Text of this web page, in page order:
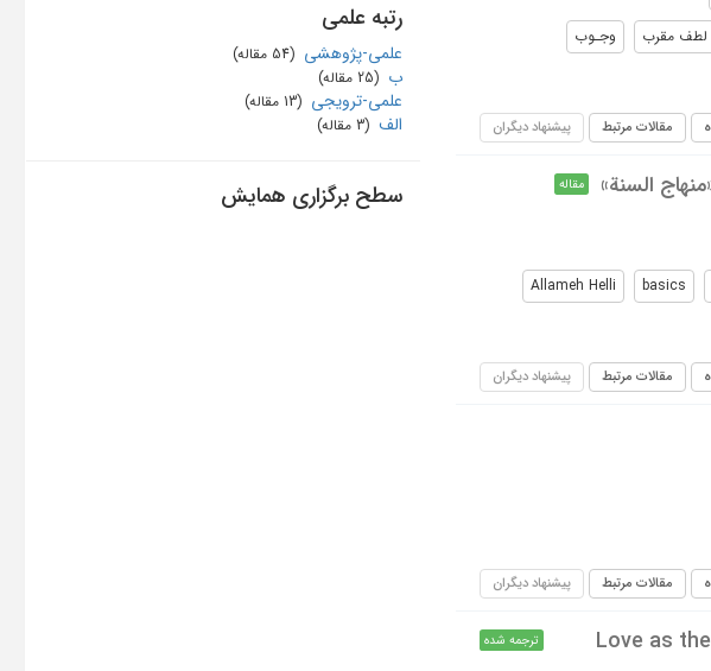
لطف مقرب
وجـوب
مقالات مرتبط پیشنهاد دیگران
السنة» مقاله
basics
Allameh Helli
مقالات مرتبط پیشنهاد دیگران
مقالات مرتبط پیشنهاد دیگران
Love as
ترجمه شده
رتبه علمی
علمی-پژوهشی ‏ (54 مقاله)
ب ‏ (25 مقاله)
علمی-ترویجی ‏ (13 مقاله)
الف ‏ (3 مقاله)
سطح برگزاری همایش